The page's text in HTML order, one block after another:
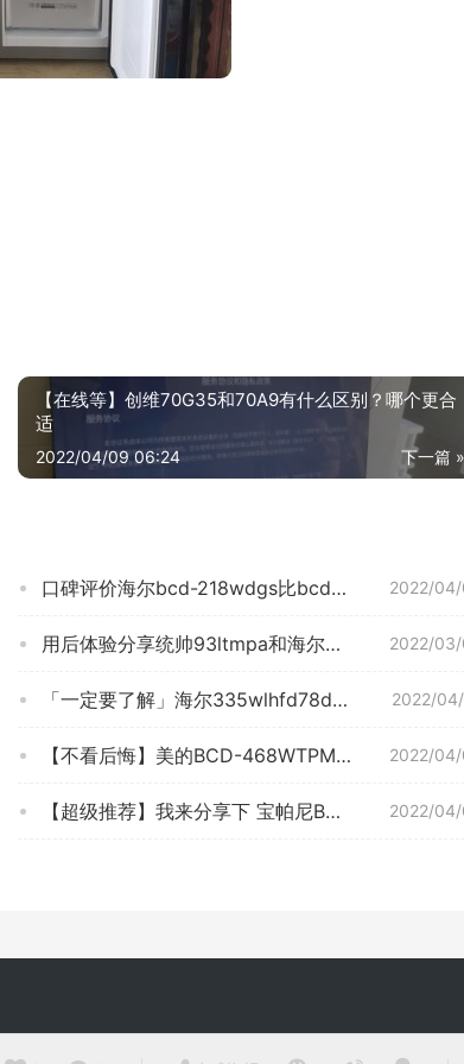
【在线等】创维70G35和70A9有什么区别？哪个更合
适
下一篇 »
2022/04/09 06:24
2022/
口碑评价海尔bcd-218wdgs比bcd-252哪个好？图文爆料分析
2022/
用后体验分享统帅93ltmpa和海尔93tmpf哪个好？良心点评配置区别
2022/
「一定要了解」海尔335wlhfd78dyu1和海尔336比较 哪款好？这样选不盲目
2022/
【不看后悔】美的BCD-468WTPM(E)冰箱怎么样评测质量值得买吗？
2022/
【超级推荐】我来分享下 宝帕尼BPN-248-WEBI 入手使用感受？冰箱评测质量怎么样！